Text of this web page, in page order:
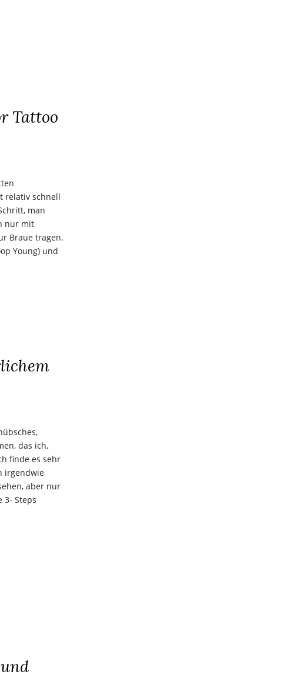
Tattoo
relativ schnell
man
nur mit
Braue tragen.
Young) und
das ich,
finde es sehr
irgendwie
aber nur
3- Steps